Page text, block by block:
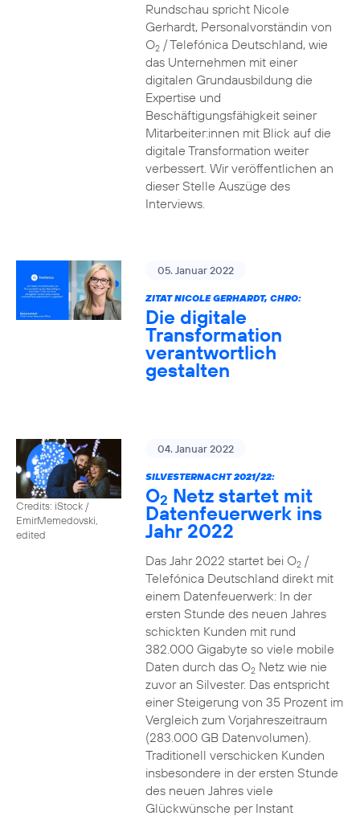
Rundschau spricht Nicole
Gerhardt, Personalvorständin von
O2/ Telefónica Deutschland, wie
das Unternehmen mit einer
digitalen Grundausbildung die
Expertise und
Beschäftigungsfähigkeit seiner
Mitarbeiter:innen mit Blick auf die
digitale Transformation weiter
verbessert. Wir veröffentlichen an
dieser Stelle Auszüge des
Interviews.
05. Januar 2022
ZITAT NICOLE GERHARDT, CHRO:
Die digitale
Transformation
verantwortlich
gestalten
Credits: iStock /
EmirMemedovski,
edited
04. Januar 2022
SILVESTERNACHT 2021/22:
O2 Netz startet mit
Datenfeuerwerk ins
Jahr 2022
Das Jahr 2022 startet bei O2/
Telefónica Deutschland direkt mit
einem Datenfeuerwerk: In der
ersten Stunde des neuen Jahres
schickten Kunden mit rund
382.000 Gigabyte so viele mobile
Daten durch das O2Netz wie nie
zuvor an Silvester. Das entspricht
einer Steigerung von 35 Prozent im
Vergleich zum Vorjahreszeitraum
(283.000 GB Datenvolumen).
Traditionell verschicken Kunden
insbesondere in der ersten Stunde
des neuen Jahres viele
Glückwünsche per Instant